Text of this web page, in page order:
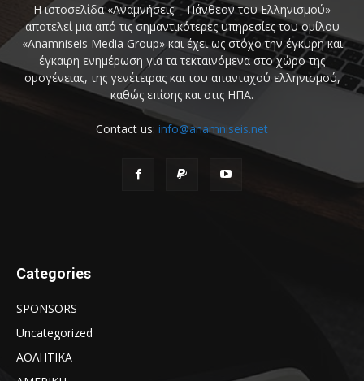
Η ιστοσελίδα «Αναμνήσεις – Πάνθεον του Ελληνισμού»
αποτελεί μια από τις σημαντικότερες υπηρεσίες του ομίλου
«Anamniseis Media Group» και έχει ως στόχο την έγκυρη και
έγκαιρη ενημέρωση για τα τεκταινόμενα στο χώρο της
ομογένειας, της γενέτειρας και του απανταχού ελληνισμού,
καθώς επίσης και στις ΗΠΑ.
Contact us: info@anamniseis.net
Categories
SPONSORS
Uncategorized
ΑΘΛΗΤΙΚΑ